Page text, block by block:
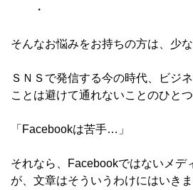
・
そんなお悩みをお持ちの方は、少
ＳＮＳで発信する今の時代、ビジ
ことは避けて通れないことのひとつ
「Facebookは苦手…」
それなら、Facebookではないメデ
が、文章はそういうわけにはいきま